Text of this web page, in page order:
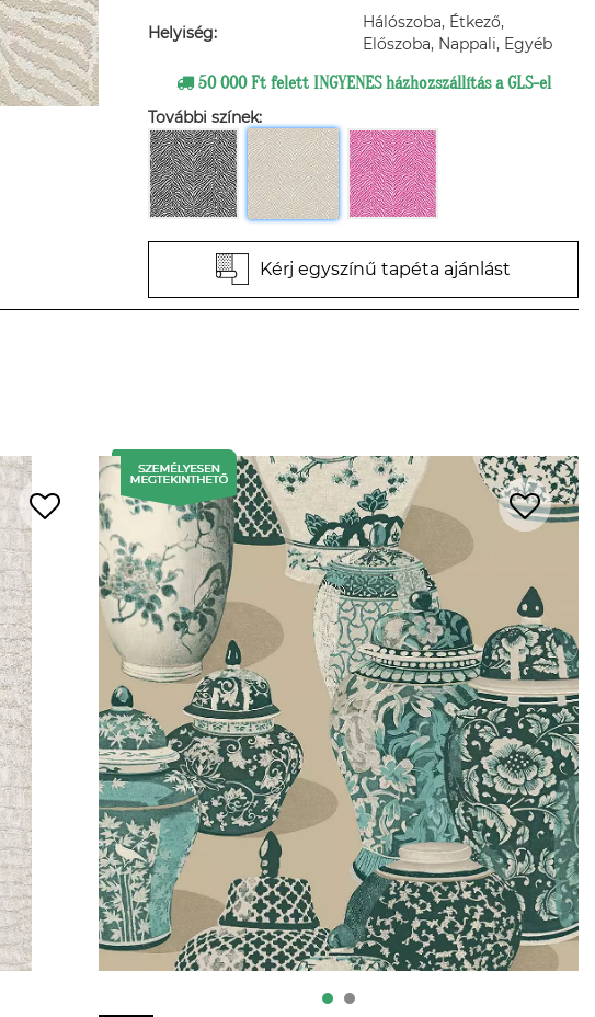
Helyiség:
Hálószoba, Étkező,
Előszoba, Nappali, Egyéb
50 000 Ft felett INGYENES házhozszállítás a GLS-el
További színek:
Kérj egyszínű tapéta ajánlást